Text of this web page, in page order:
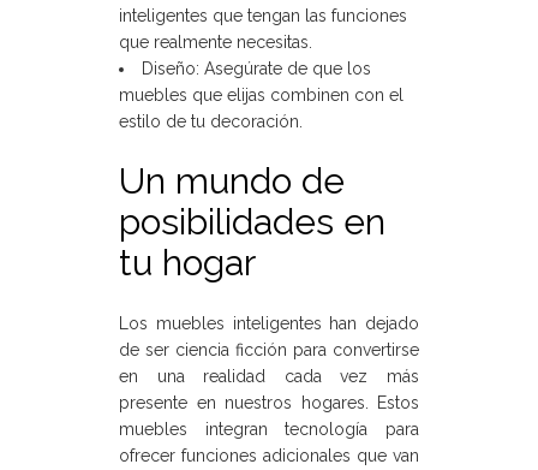
inteligentes que tengan las funciones
que realmente necesitas.
Diseño: Asegúrate de que los
muebles que elijas combinen con el
estilo de tu decoración.
Un mundo de
posibilidades en
tu hogar
Los muebles inteligentes han dejado
de ser ciencia ficción para convertirse
en una realidad cada vez más
presente en nuestros hogares. Estos
muebles integran tecnología para
ofrecer funciones adicionales que van